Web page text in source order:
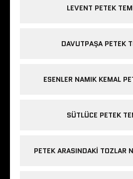
LEVENT PETEK
DAVUTPAŞA PETEK
ESENLER NAMIK KEMAL
SÜTLÜCE PETEK
PETEK ARASINDAKI TOZLAR